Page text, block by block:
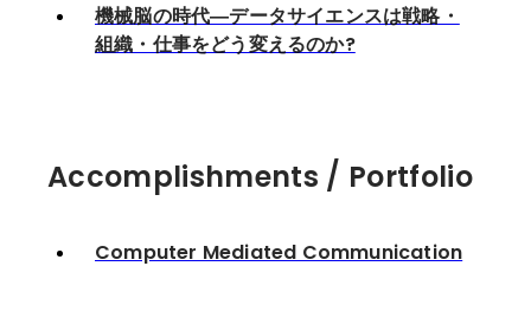
機械脳の時代―データサイエンスは戦略・
組織・仕事をどう変えるのか?
Accomplishments / Portfolio
Computer Mediated Communication